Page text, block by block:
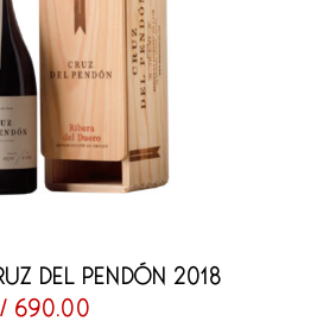
DEL PENDÓN 2018
690.00